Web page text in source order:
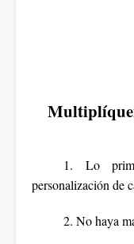
1. Lo
personalización de
2. No haya